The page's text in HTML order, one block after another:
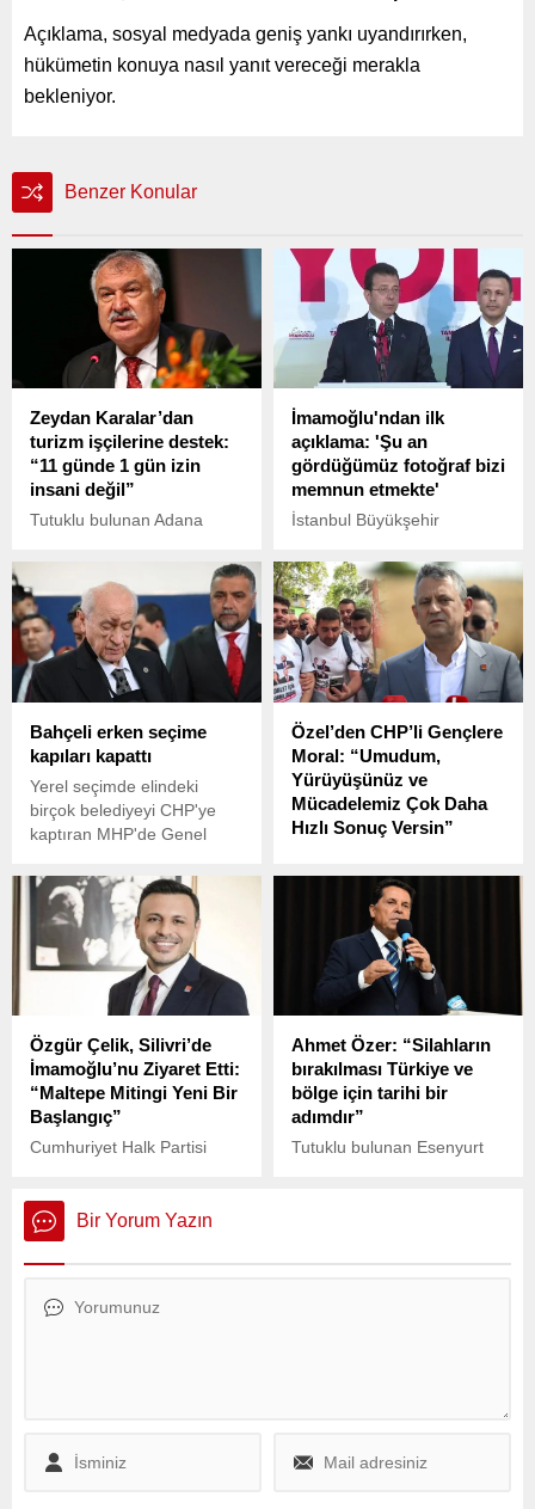
Açıklama, sosyal medyada geniş yankı uyandırırken,
hükümetin konuya nasıl yanıt vereceği merakla
bekleniyor.
Benzer Konular
Zeydan Karalar’dan
turizm işçilerine destek:
“11 günde 1 gün izin
insani değil”
Tutuklu bulunan Adana
Başkanı Zeydan Karalar,
turizm sektöründe çalışan
emekçilerin hafta tatili
düzenlemesine sert tepki
gösterdi.
İmamoğlu'ndan ilk
açıklama: 'Şu an
gördüğümüz fotoğraf bizi
memnun etmekte'
İstanbul Büyükşehir
Ekrem İmamoğlu, seçim
sonuçlarına ilişkin yaptığı ilk
açıklamada Şu an
gördüğümüz fotoğraf bizi
memnun etmekte dedi.
Bahçeli erken seçime
kapıları kapattı
Yerel seçimde elindeki
birçok belediyeyi CHP'ye
kaptıran MHP'de Genel
'A takımı' oluşturacağı
belirtiliyor.
Özel’den CHP’li Gençlere
Moral: “Umudum,
Yürüyüşünüz ve
Mücadelemiz Çok Daha
Hızlı Sonuç Versin”
Özel, Adana’dan Silivri’ye
başlattıkları uzun soluklu
yürüyüş ile dikkat çeken
CHP Adana Gençlik Kolları
üyesi gençlerle görüntülü
görüşme gerçekleştirdi.
Özgür Çelik, Silivri’de
İmamoğlu’nu Ziyaret Etti:
“Maltepe Mitingi Yeni Bir
Başlangıç”
Cumhuriyet Halk Partisi
Büyükşehir Belediye (İBB)
Başkanı Ekrem İmamoğlu,
Beylikdüzü Belediye
Çalık ve Şişli Belediye
Ahmet Özer: “Silahların
bırakılması Türkiye ve
bölge için tarihi bir
adımdır”
Tutuklu bulunan Esenyurt
dikkat çeken bir açıklama
Bir Yorum Yazın